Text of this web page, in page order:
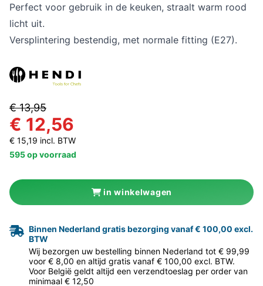
Perfect voor gebruik in de keuken, straalt warm rood
licht uit.
Versplintering bestendig, met normale fitting (E27).
€ 13,95
€ 12,56
€ 15,19 incl. BTW
595 op voorraad
in winkelwagen
Binnen Nederland gratis bezorging vanaf € 100,00 excl.
BTW
Wij bezorgen uw bestelling binnen Nederland tot € 99,99
voor € 8,00 en altijd gratis vanaf € 100,00 excl. BTW.
Voor België geldt altijd een verzendtoeslag per order van
minimaal € 12,50